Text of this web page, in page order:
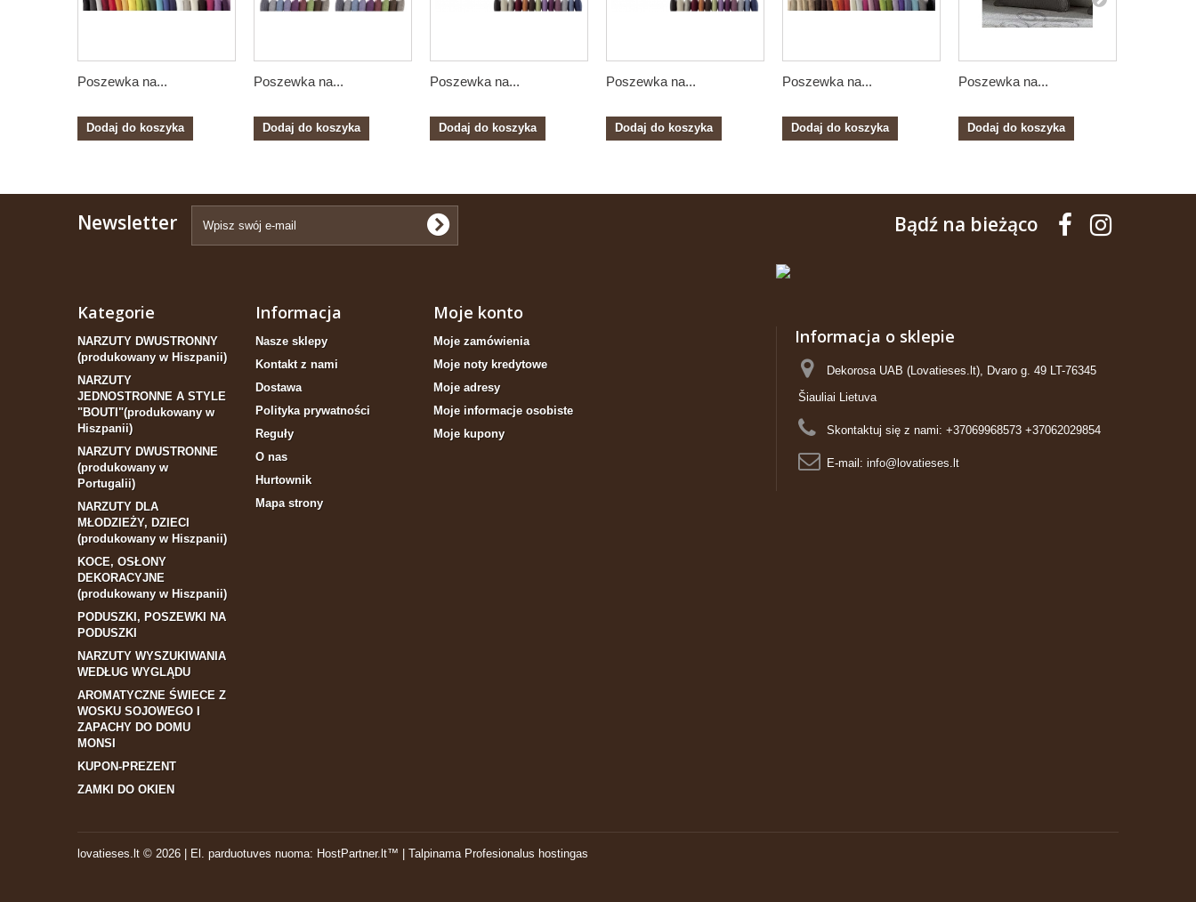
Poszewka na...
Dodaj do koszyka
Poszewka na...
Dodaj do koszyka
Poszewka na...
Dodaj do koszyka
Poszewka na...
Dodaj do koszyka
Poszewka na...
Dodaj do koszyka
Poszewka na...
Dodaj do koszyka
Newsletter Bądź na bieżąco
Kategorie
NARZUTY DWUSTRONNY
(produkowany w Hiszpanii)
NARZUTY
JEDNOSTRONNE A STYLE
"BOUTI"(produkowany w
Hiszpanii)
NARZUTY DWUSTRONNE
(produkowany w
Portugalii)
NARZUTY DLA
MŁODZIEŻY, DZIECI
(produkowany w Hiszpanii)
KOCE, OSŁONY
DEKORACYJNE
(produkowany w Hiszpanii)
PODUSZKI, POSZEWKI NA
PODUSZKI
NARZUTY WYSZUKIWANIA
WEDŁUG WYGLĄDU
AROMATYCZNE ŚWIECE Z
WOSKU SOJOWEGO I
ZAPACHY DO DOMU
MONSI
KUPON-PREZENT
ZAMKI DO OKIEN
Informacja
Nasze sklepy
Kontakt z nami
Dostawa
Polityka prywatności
Reguły
O nas
Hurtownik
Mapa strony
lovatieses.lt © 2026 El. parduotuves nuoma: HostPartner.lt™ | Talpinama Profesionalus hostingas
Moje konto
Moje zamówienia
Moje noty kredytowe
Moje adresy
Moje informacje osobiste
Moje kupony
Informacja o sklepie
Dekorosa UAB (Lovatieses.lt), Dvaro g. 49 LT-76345
Šiauliai Lietuva
Skontaktuj się z nami: +37069968573 +37062029854
E-mail: info@lovatieses.lt